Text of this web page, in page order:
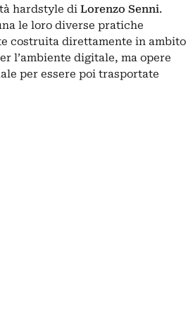
hardstyle di Lorenzo Senni.
le loro diverse pratiche
costruita direttamente in ambito
l’ambiente digitale, ma opere
per essere poi trasportate